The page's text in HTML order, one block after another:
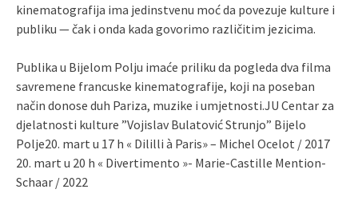
kinematografija ima jedinstvenu moć da povezuje kulture i
publiku — čak i onda kada govorimo različitim jezicima.
Publika u Bijelom Polju imaće priliku da pogleda dva filma
savremene francuske kinematografije, koji na poseban
način donose duh Pariza, muzike i umjetnosti.JU Centar za
djelatnosti kulture ”Vojislav Bulatović Strunjo” Bijelo
Polje20. mart u 17 h « Dililli à Paris» – Michel Ocelot / 2017
20. mart u 20 h « Divertimento »- Marie-Castille Mention-
Schaar / 2022